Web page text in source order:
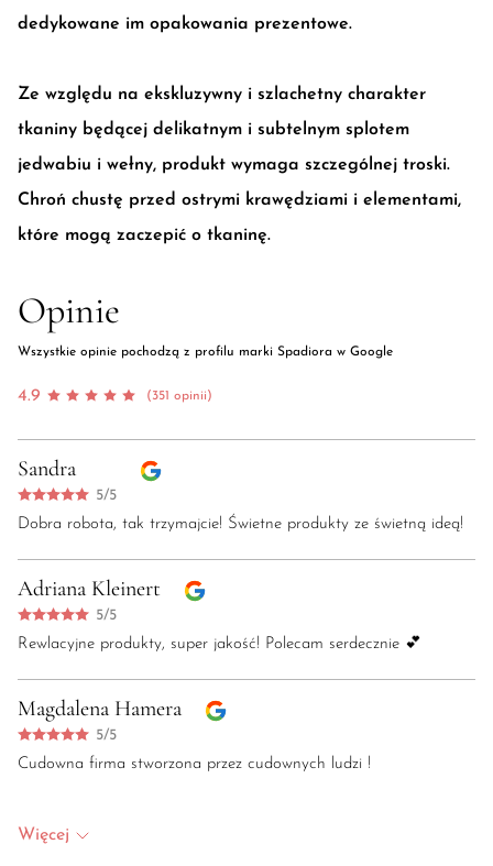
dedykowane im opakowania prezentowe.
Ze względu na ekskluzywny i szlachetny charakter
tkaniny będącej delikatnym i subtelnym splotem
jedwabiu i wełny, produkt wymaga szczególnej troski.
Chroń chustę przed ostrymi krawędziami i elementami,
które mogą zaczepić o tkaninę.
Opinie
Wszystkie opinie pochodzą z profilu marki Spadiora w Google
4.9 (351 opinii)
Sandra
5/5
Dobra robota, tak trzymajcie! Świetne produkty ze świetną ideą!
Adriana Kleinert
5/5
Rewlacyjne produkty, super jakość! Polecam serdecznie 💕
Magdalena Hamera
5/5
Cudowna firma stworzona przez cudownych ludzi !
Więcej